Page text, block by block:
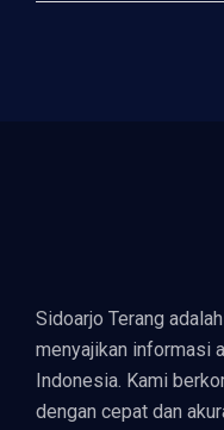
Sidoarjo Terang
menyajikan informasi
Indonesia. Kami
dengan cepat dan